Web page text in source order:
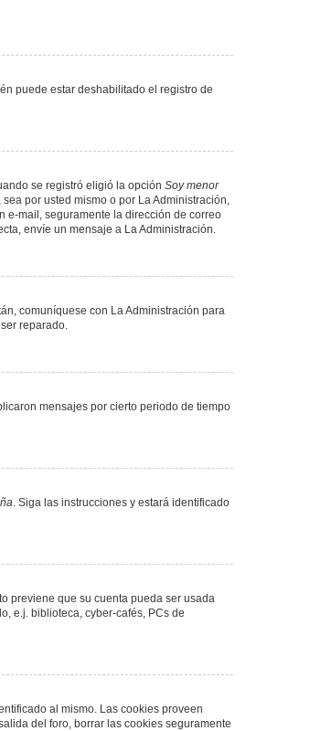
puede estar deshabilitado el registro de
se registró eligió la opción Soy menor
por usted mismo o por La Administración,
e-mail, seguramente la dirección de correo
envíe un mensaje a La Administración.
comuníquese con La Administración para
reparado.
mensajes por cierto periodo de tiempo
. Siga las instrucciones y estará identificado
previene que su cuenta pueda ser usada
e.j. biblioteca, cyber-cafés, PCs de
al mismo. Las cookies proveen
del foro, borrar las cookies seguramente